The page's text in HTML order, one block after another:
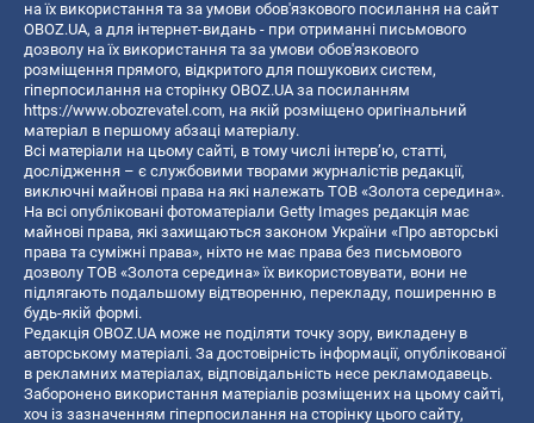
на їх використання та за умови обов'язкового посилання на сайт
OBOZ.UA, а для інтернет-видань - при отриманні письмового
дозволу на їх використання та за умови обов'язкового
розміщення прямого, відкритого для пошукових систем,
гіперпосилання на сторінку OBOZ.UA за посиланням
https://www.obozrevatel.com, на якій розміщено оригінальний
матеріал в першому абзаці матеріалу.
Всі матеріали на цьому сайті, в тому числі інтерв’ю, статті,
дослідження – є службовими творами журналістів редакції,
виключні майнові права на які належать ТОВ «Золота середина».
На всі опубліковані фотоматеріали Getty Images редакція має
майнові права, які захищаються законом України «Про авторські
права та суміжні права», ніхто не має права без письмового
дозволу ТОВ «Золота середина» їх використовувати, вони не
підлягають подальшому відтворенню, перекладу, поширенню в
будь-якій формі.
Редакція OBOZ.UA може не поділяти точку зору, викладену в
авторському матеріалі. За достовірність інформації, опублікованої
в рекламних матеріалах, відповідальність несе рекламодавець.
Заборонено використання матеріалів розміщених на цьому сайті,
хоч із зазначенням гіперпосилання на сторінку цього сайту,